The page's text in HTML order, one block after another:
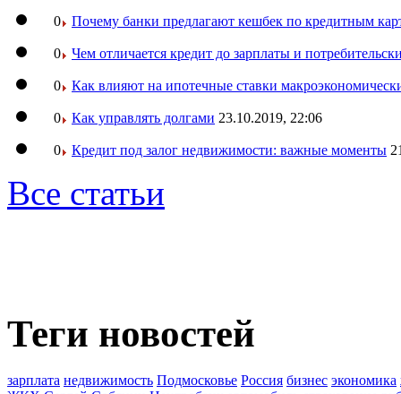
0 Почему банки предлагают кешбек по кредитным
0 Чем отличается кредит до зарплаты и
0 Как влияют на ипотечные ставки
0 Как управлять долгами 23.10.2019, 22:06
0 Кредит под залог недвижимости: важные моменты
Все статьи
Теги новостей
зарплата недвижимость Подмосковье Россия бизнес экономика